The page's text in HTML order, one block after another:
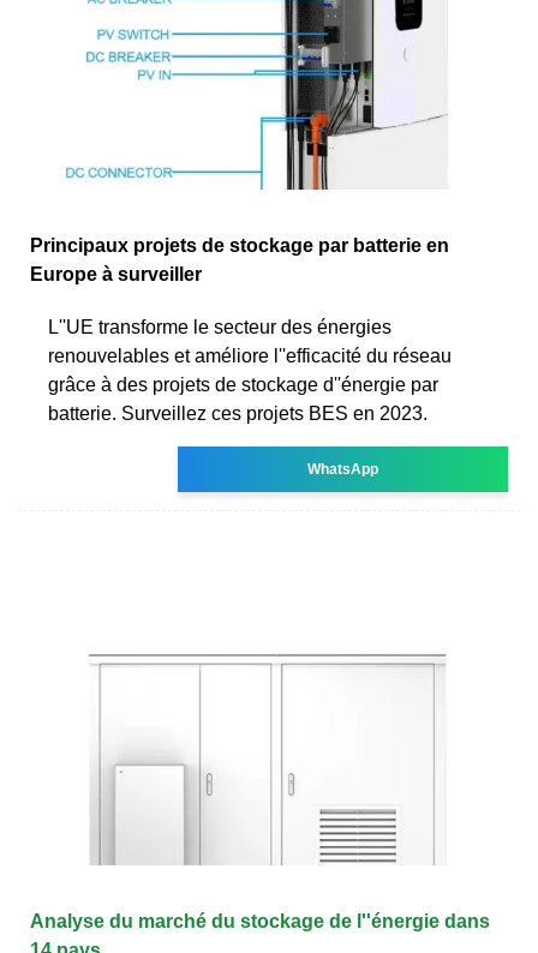
Principaux projets de stockage par batterie en
Europe à surveiller
L''UE transforme le secteur des énergies
renouvelables et améliore l''efficacité du réseau
grâce à des projets de stockage d''énergie par
batterie. Surveillez ces projets BES en 2023.
WhatsApp
Analyse du marché du stockage de l''énergie dans